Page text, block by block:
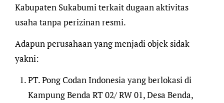
Kabupaten Sukabumi terkait dugaan aktivitas
usaha tanpa perizinan resmi.
Adapun perusahaan yang menjadi objek sidak
yakni:
PT. Pong Codan Indonesia yang berlokasi di
Kampung Benda RT 02/ RW 01, Desa Benda,